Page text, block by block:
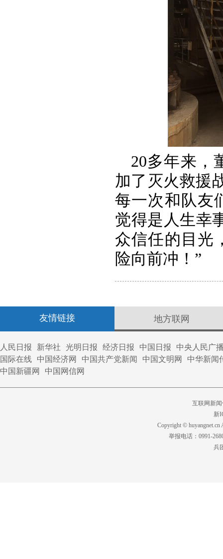
20多年来，
加了灭火救援
每一次和队友
觉得是人生幸
众信任的目光
险向前冲！”
友情链接
人民日报 新华社 光明日报 经济日报 中国日报
中央人民广
国际在线
中国经济网 中国共产党新闻 中国文明网
中华新闻
中国新疆网
中国网信网
地方联网
互联网新闻
新
Copyright ©
举报电话：0991-
兵